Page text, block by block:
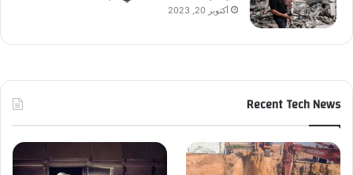
أكتوبر 20, 2023
Recent Tech News